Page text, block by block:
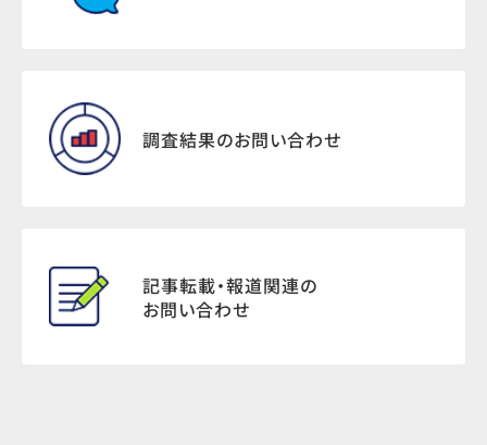
調査結果のお問い合わせ
記事転載・報道関連の
お問い合わせ